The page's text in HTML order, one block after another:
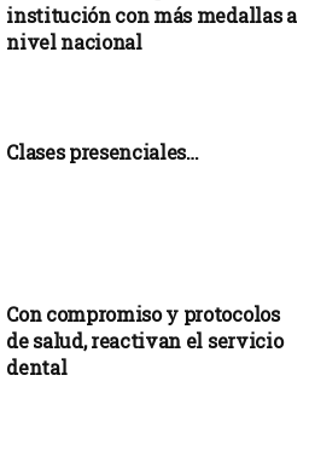
institución con más medallas a
nivel nacional
Clases presenciales…
Con compromiso y protocolos
de salud, reactivan el servicio
dental